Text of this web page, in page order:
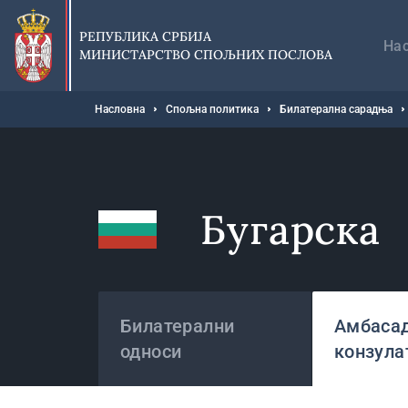
Прескочи
главни
део
садржаја
РЕПУБЛИКА СРБИЈА
МИНИСТАРСТВО СПОЉНИХ ПОСЛОВА
Мрвице
Насловна Спољна политика Билатерална сарадња
Бугарска
Билатерални
односи